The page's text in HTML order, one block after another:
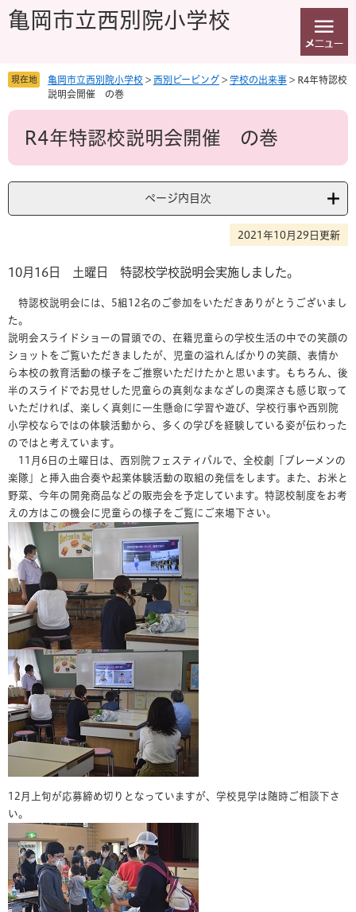
先
を
本
亀岡市立西別院小学校
現在地 亀岡市立西別院小学校 > 西別ピーピング > 学校の出来事 > R4年特認校
説明会開催 の巻
本
R4年特認校説明会開催 の巻
ページ内目次
2021年10月29日更新
10月16日 土曜日 特認校学校説明会実施しました。
特認校説明会には、5組12名のご参加をいただきありがとうございまし
た。
説明会スライドショーの冒頭での、在籍児童らの学校生活の中での笑顔の
ショットをご覧いただきましたが、児童の溢れんばかりの笑顔、表情か
ら本校の教育活動の様子をご推察いただけたかと思います。もちろん、後
半のスライドでお見せした児童らの真剣なまなざしの奥深さも感じ取って
いただければ、楽しく真剣に一生懸命に学習や遊び、学校行事や西別院
小学校ならではの体験活動から、多くの学びを経験している姿が伝わった
のではと考えています。
11月6日の土曜日は、西別院フェスティバルで、全校劇「ブレーメンの
楽隊」と挿入曲合奏や起業体験活動の取組の発信をします。また、お米と
野菜、今年の開発商品などの販売会を予定しています。特認校制度をお考
えの方はこの機会に児童らの様子をご覧にご来場下さい。
12月上旬が応募締め切りとなっていますが、学校見学は随時ご相談下さ
い。